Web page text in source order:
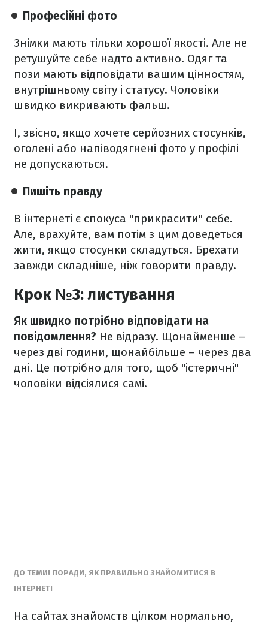
Професійні фото
Знімки мають тільки хорошої якості. Але не
ретушуйте себе надто активно. Одяг та
пози мають відповідати вашим цінностям,
внутрішньому світу і статусу. Чоловіки
швидко викривають фальш.
І, звісно, якщо хочете серйозних стосунків,
оголені або напіводягнені фото у профілі
не допускаються.
Пишіть правду
В інтернеті є спокуса "прикрасити" себе.
Але, врахуйте, вам потім з цим доведеться
жити, якщо стосунки складуться. Брехати
завжди складніше, ніж говорити правду.
Крок №3: листування
Як швидко потрібно відповідати на
повідомлення? Не відразу. Щонайменше –
через дві години, щонайбільше – через два
дні. Це потрібно для того, щоб "істеричні"
чоловіки відсіялися самі.
ДО ТЕМИ! ПОРАДИ, ЯК ПРАВИЛЬНО ЗНАЙОМИТИСЯ В
ІНТЕРНЕТІ
На сайтах знайомств цілком нормально,